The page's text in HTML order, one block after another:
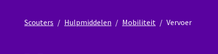
Scouters Hulpmiddelen Mobiliteit Vervoer